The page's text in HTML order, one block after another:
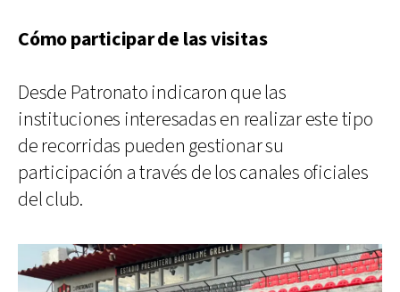
Cómo participar de las visitas
Desde Patronato indicaron que las
instituciones interesadas en realizar este tipo
de recorridas pueden gestionar su
participación a través de los canales oficiales
del club.